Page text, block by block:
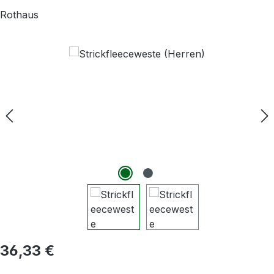
Rothaus
Bildergalerie überspringen
Regulärer Preis:
36,33 €